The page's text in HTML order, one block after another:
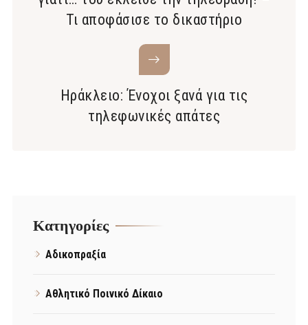
Τι αποφάσισε το δικαστήριο
Ηράκλειο: Ένοχοι ξανά για τις
τηλεφωνικές απάτες
Kατηγορίες
Αδικοπραξία
Αθλητικό Ποινικό Δίκαιο